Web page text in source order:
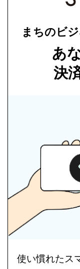
まちのビ
あ
決
使い慣れたス